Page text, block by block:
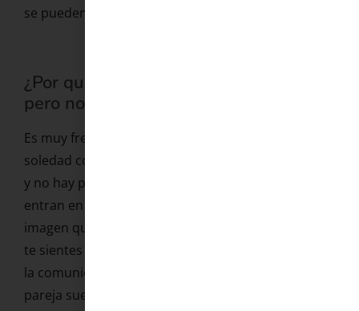
se pueden trabajar.
¿Por qué puedo llegar al orgasmo sola
pero no con mi pareja?
Es muy frecuente y tiene una explicación clara: en
soledad controlas el ritmo, el tipo de estimulación
y no hay presión de rendimiento. Con pareja,
entran en juego la comunicación, la ansiedad y la
imagen que proyectas. También entra en juego si
te sientes en un lugar seguro o en estrés. Trabajar
la comunicación sexual y reducir la ansiedad en
pareja suele resolver este patrón.